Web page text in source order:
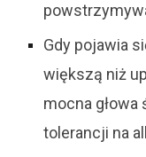
Gdy pojawia
większą niż
mocna
tolerancji na